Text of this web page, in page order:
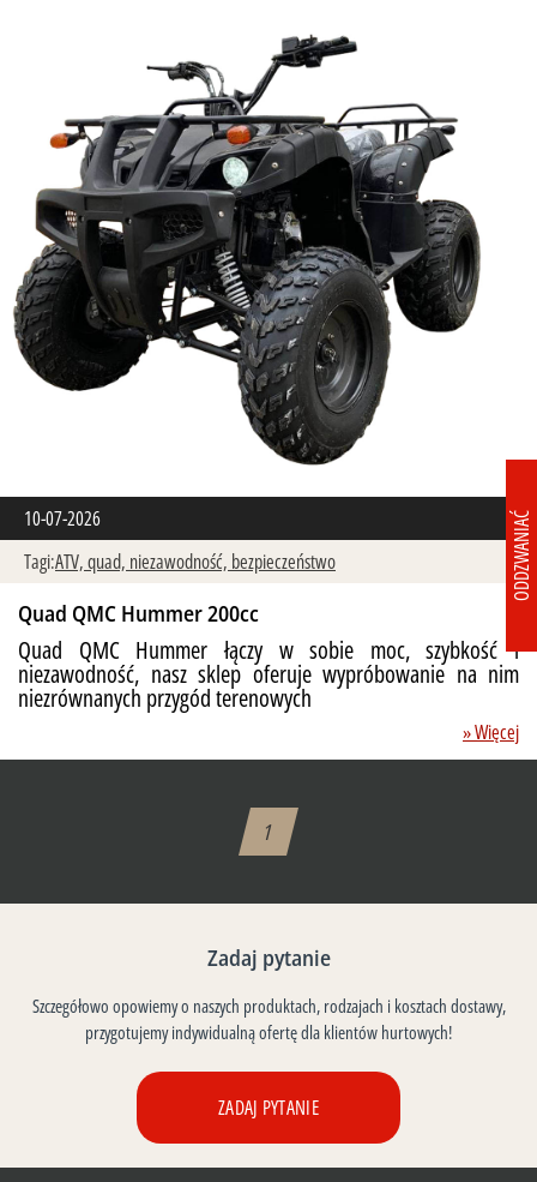
10-07-2026
Tagi:ATV,quad, niezawodność, bezpieczeństwo
Quad QMC Hummer 200cc
Quad QMC Hummer łączy w sobie moc, szybkość i
niezawodność, nasz sklep oferuje wypróbowanie na nim
niezrównanych przygód terenowych
» Więcej
1
Zadaj pytanie
Szczegółowo opowiemy o naszych produktach, rodzajach i kosztach dostawy,
przygotujemy indywidualną ofertę dla klientów hurtowych!
ZADAJ PYTANIE
ODDZWANIAĆ